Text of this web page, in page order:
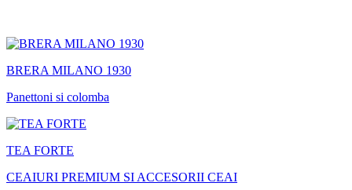
BRERA MILANO 1930
Panettoni si colomba
TEA FORTE
CEAIURI PREMIUM SI ACCESORII CEAI